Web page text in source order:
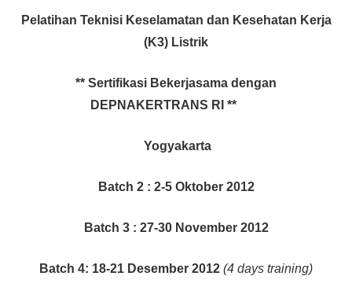
Pelatihan Teknisi Keselamatan dan Kesehatan Kerja
(K3) Listrik
** Sertifikasi Bekerjasama dengan
DEPNAKERTRANS RI **
Yogyakarta
Batch 2 : 2-5 Oktober 2012
Batch 3 : 27-30 November 2012
Batch 4: 18-21 Desember 2012 (4 days training)